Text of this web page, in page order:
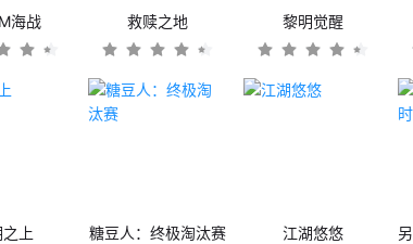
海战 救赎之地 黎明觉醒
上 糖豆人：终极淘汰赛 江湖悠悠